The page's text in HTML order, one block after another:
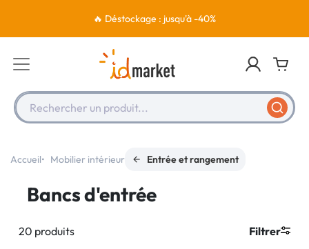
🔥 Déstockage : jusqu'à -40%
Rechercher un produit...
Accueil Mobilier intérieur Entrée et rangement
Bancs d'entrée
20 produits Filtrer